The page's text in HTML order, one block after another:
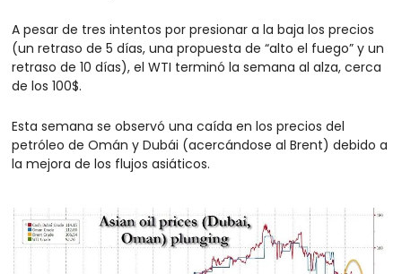
A pesar de tres intentos por presionar a la baja los precios
(un retraso de 5 días, una propuesta de “alto el fuego” y un
retraso de 10 días), el WTI terminó la semana al alza, cerca
de los 100$.
Esta semana se observó una caída en los precios del
petróleo de Omán y Dubái (acercándose al Brent) debido a
la mejora de los flujos asiáticos.